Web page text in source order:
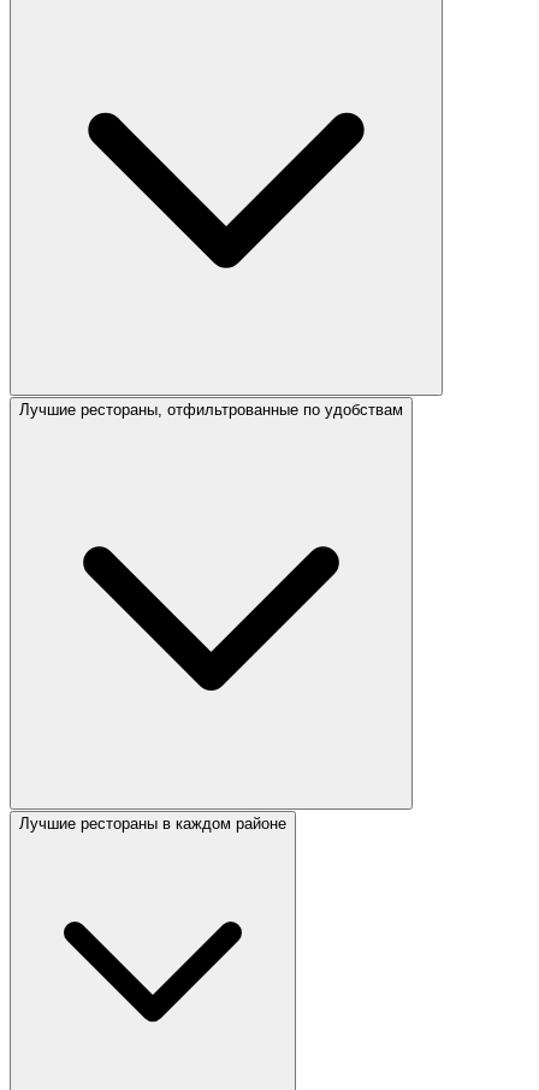
Лучшие рестораны, отфильтрованные по удобствам
Лучшие рестораны в каждом районе